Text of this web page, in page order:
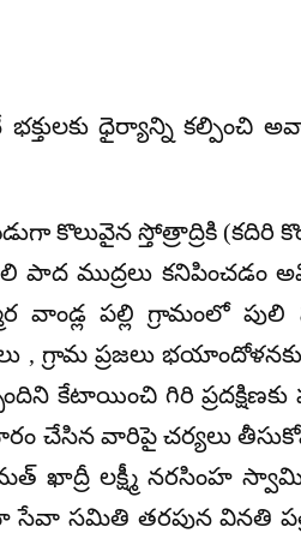
భక్తులకు ధైర్యాన్ని
కొలువైన స్తోత్రాద్రికి (కదిరి
పాద ముద్రలు
పల్లి గ్రామంలో పులి
, గ్రామ ప్రజలు
కేటాయించి గిరి
వారిపై చర్యలు
మత్ ఖాద్రీ లక్ష్మీ
సేవా సమితి తరపున వినతి